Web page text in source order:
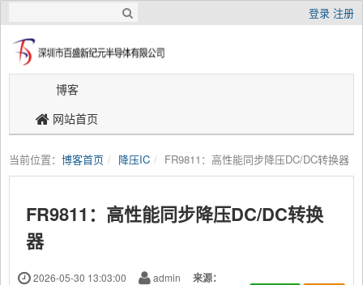
登录 注册
博客
网站首页
当前位置： 博客首页 降压IC FR9811：高性能同步降压DC/DC转换器
FR9811：高性能同步降压DC/DC转换
器
2026-05-30 13:03:00 admin 来源：